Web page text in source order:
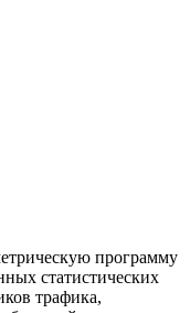
программу
статистических
трафика,